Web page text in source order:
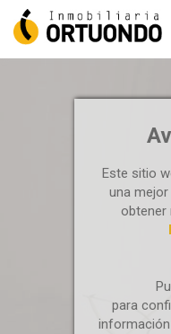
Este sitio
una mejor
obtener
para